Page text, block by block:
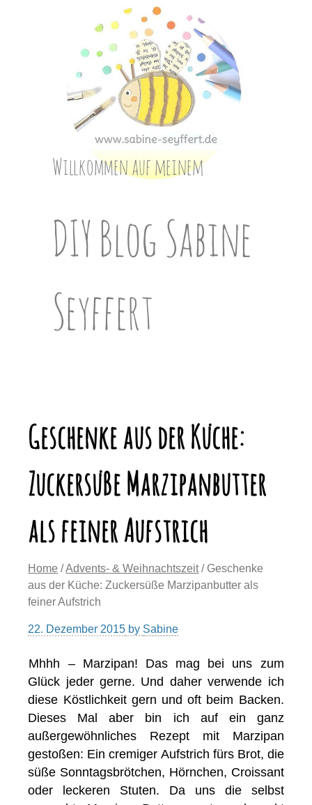
Willkommen auf meinem
DIY Blog Sabine
Seyffert
Geschenke aus der Küche:
Zuckersüße Marzipanbutter
als feiner Aufstrich
Home /Advents- & Weihnachtszeit/ Geschenke
aus der Küche: Zuckersüße Marzipanbutter als
feiner Aufstrich
22. Dezember 2015 by Sabine
Mhhh – Marzipan! Das mag bei uns zum
Glück jeder gerne. Und daher verwende ich
diese Köstlichkeit gern und oft beim Backen.
Dieses Mal aber bin ich auf ein ganz
außergewöhnliches Rezept mit Marzipan
gestoßen: Ein cremiger Aufstrich fürs Brot, die
süße Sonntagsbrötchen, Hörnchen, Croissant
oder leckeren Stuten. Da uns die selbst